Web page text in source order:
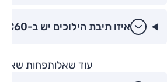
איזו תיבת הילוכים יש ב-XC60?
עוד שאלותפחות שאלות